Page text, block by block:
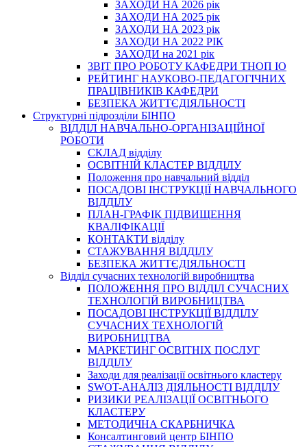
ЗАХОДИ НА 2026 рік
ЗАХОДИ НА 2025 рік
ЗАХОДИ НА 2023 рік
ЗАХОДИ НА 2022 РІК
ЗАХОДИ на 2021 рік
3BIT ПРО РОБОТУ КАФЕДРИ ТНОП ІО
РЕЙТИНГ НАУКОВО-ПЕДАГОГІЧНИХ
ПРАЦІВНИКІВ КАФЕДРИ
БЕЗПЕКА ЖИТТЄДІЯЛЬНОСТІ
Структурні підрозділи БІНПО
ВІДДІЛ НАВЧАЛЬНО-ОРГАНІЗАЦІЙНОЇ
РОБОТИ
СКЛАД відділу
ОСВІТНІЙ КЛАСТЕР ВІДДІЛУ
Положення про навчальний вiддiл
ПОСАДОВІ ІНСТРУКЦІЇ НАВЧАЛЬНОГО
ВІДДІЛУ
ПЛАН-ГРАФІК ПІДВИЩЕННЯ
КВАЛІФІКАЦІЇ
КОНТАКТИ відділу
СТАЖУВАННЯ ВІДДІЛУ
БЕЗПЕКА ЖИТТЄДІЯЛЬНОСТІ
Відділ сучасних технологій виробництва
ПОЛОЖЕННЯ ПРО ВІДДІЛ СУЧАСНИХ
ТЕХНОЛОГІЙ ВИРОБНИЦТВА
ПОСАДОВІ ІНСТРУКЦІЇ ВІДДІЛУ
СУЧАСНИХ ТЕХНОЛОГІЙ
ВИРОБНИЦТВА
МАРКЕТИНГ ОСВІТНІХ ПОСЛУГ
ВІДДІЛУ
Заходи для реалізації освітнього кластеру
SWOT-АНАЛІЗ ДІЯЛЬНОСТІ ВІДДІЛУ
РИЗИКИ РЕАЛІЗАЦІЇ ОСВІТНЬОГО
КЛАСТЕРУ
МЕТОДИЧНА СКАРБНИЧКА
Консалтинговий центр БІНПО